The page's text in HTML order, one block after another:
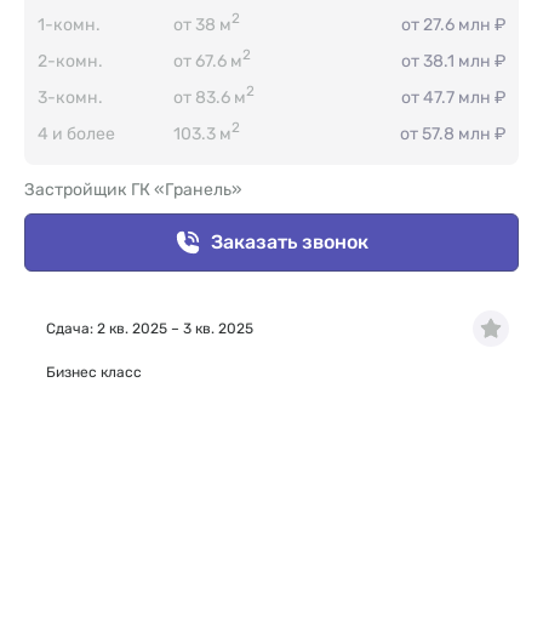
1-комн.
от 38 м2
от 27.6 млн ₽
2-комн.
от 67.6 м2
от 38.1 млн ₽
3-комн.
от 83.6 м2
от 47.7 млн ₽
4 и более
103.3 м2 от 57.8 млн ₽
Застройщик ГК «Гранель»
Заказать звонок
Сдача: 2 кв. 2025 – 3 кв. 2025
Бизнес класс